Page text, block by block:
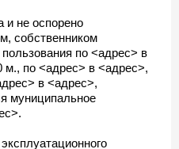
и не оспорено
собственником
по <адрес> в
м., по <адрес> в <адрес>,
в <адрес>,
муниципальное